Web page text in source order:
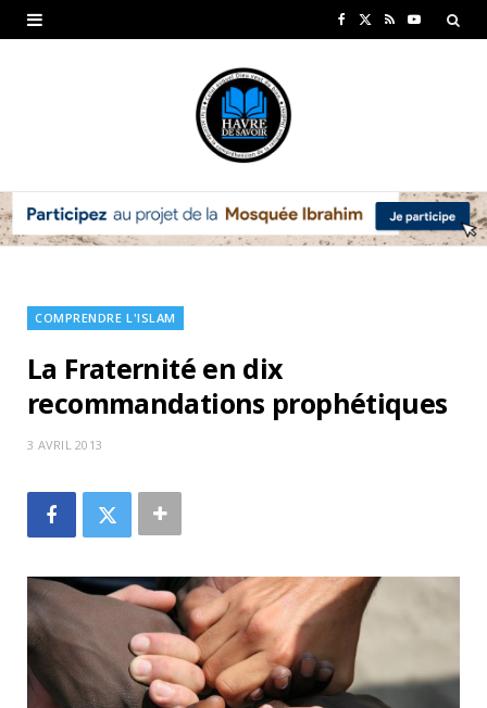
o
R Y
b
COMPRENDRE L'ISLAM
La Fraternité en dix
recommandations prophétiques
3 AVRIL 2013